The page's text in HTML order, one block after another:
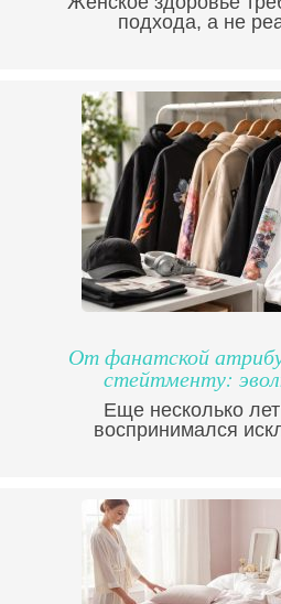
подхода, а не
От фанатской
стейтменту:
Еще несколько
воспринимался